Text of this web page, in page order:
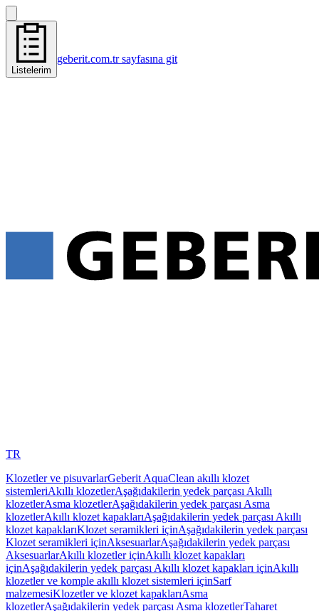
Listelerim
geberit.com.tr sayfasına git
TR
Klozetler ve pisuvarlarGeberit AquaClean akıllı klozet
sistemleriAkıllı klozetlerAşağıdakilerin yedek parçası Akıllı
klozetlerAsma klozetlerAşağıdakilerin yedek parçası Asma
klozetlerAkıllı klozet kapaklarıAşağıdakilerin yedek parçası Akıllı
klozet kapaklarıKlozet seramikleri içinAşağıdakilerin yedek parçası
Klozet seramikleri içinAksesuarlarAşağıdakilerin yedek parçası
AksesuarlarAkıllı klozetler içinAkıllı klozet kapakları
içinAşağıdakilerin yedek parçası Akıllı klozet kapakları içinAkıllı
klozetler ve komple akıllı klozet sistemleri içinSarf
malzemesiKlozetler ve klozet kapaklarıAsma
klozetlerAşağıdakilerin yedek parçası Asma klozetlerTaharet